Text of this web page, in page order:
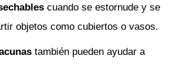
cuando se estornude y se
objetos como cubiertos o vasos.
también pueden ayudar a